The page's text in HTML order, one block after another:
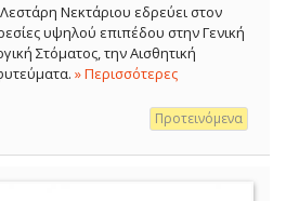
Νεκτάριου εδρεύει στον
υψηλού επιπέδου στην Γενική
Στόματος, την Αισθητική
» Περισσότερες
Προτεινόμενα